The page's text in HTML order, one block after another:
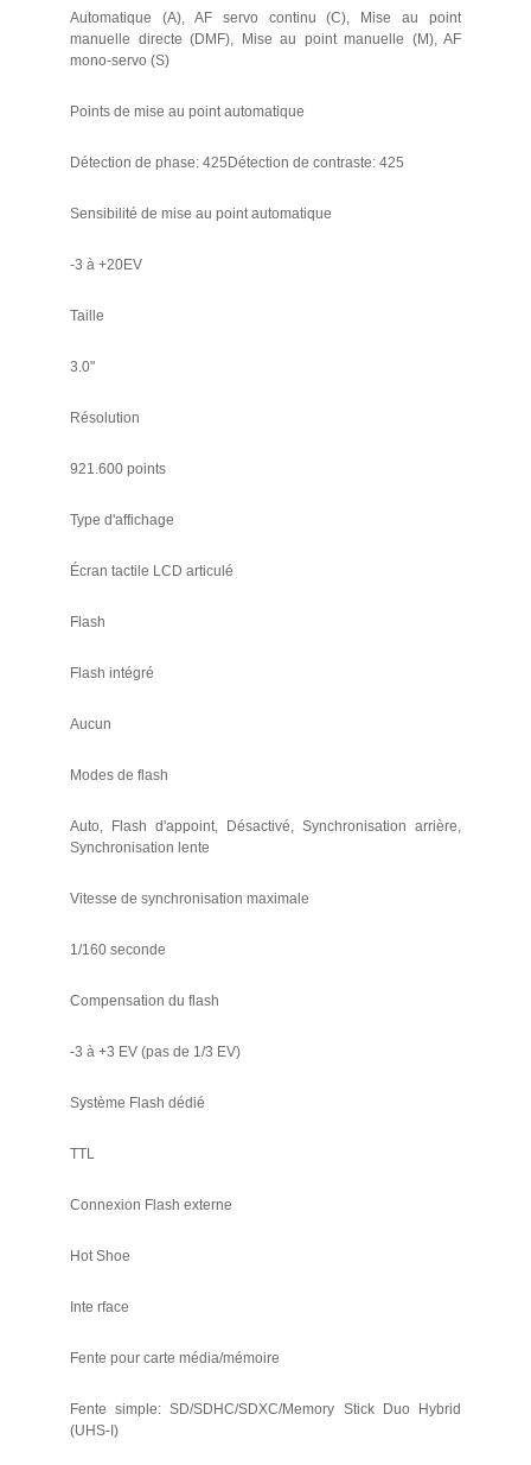
Automatique (A), AF servo continu (C), Mise au point
manuelle directe (DMF), Mise au point manuelle (M), AF
mono-servo (S)
Points de mise au point automatique
Détection de phase: 425Détection de contraste: 425
Sensibilité de mise au point automatique
-3 à +20EV
Taille
3.0"
Résolution
921.600 points
Type d'affichage
Écran tactile LCD articulé
Flash
Flash intégré
Aucun
Modes de flash
Auto, Flash d'appoint, Désactivé, Synchronisation arrière,
Synchronisation lente
Vitesse de synchronisation maximale
1/160 seconde
Compensation du flash
-3 à +3 EV (pas de 1/3 EV)
Système Flash dédié
TTL
Connexion Flash externe
Hot Shoe
Inte rface
Fente pour carte média/mémoire
Fente simple: SD/SDHC/SDXC/Memory Stick Duo Hybrid
(UHS-I)